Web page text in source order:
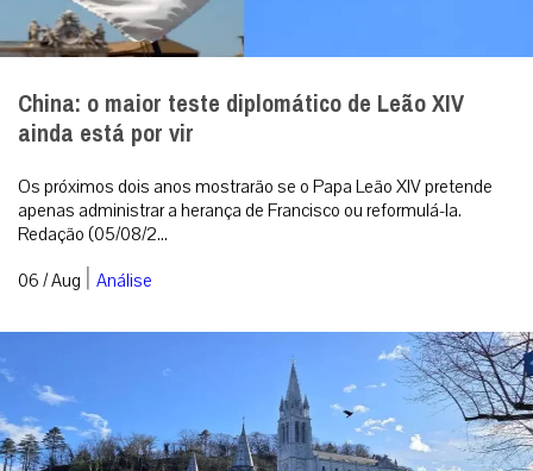
China: o maior teste diplomático de Leão XIV
ainda está por vir
Os próximos dois anos mostrarão se o Papa Leão XIV pretende
apenas administrar a herança de Francisco ou reformulá-la.
Redação (05/08/2...
06 / Aug | Análise